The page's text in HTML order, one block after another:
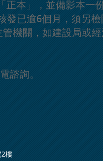
正本」，並備影本一
發已逾6個月，須另
機關，如建設局或經
諮詢。
2樓